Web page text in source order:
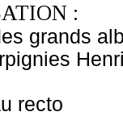
:
grands
recto